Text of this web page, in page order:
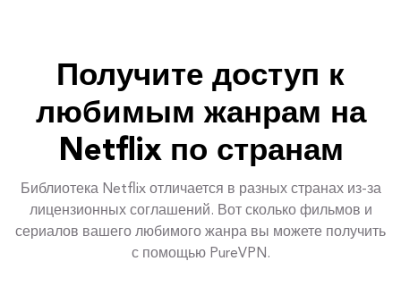
Получите доступ к
любимым жанрам на
Netflix по странам
Библиотека Netflix отличается в разных странах из-за
лицензионных соглашений. Вот сколько фильмов и
сериалов вашего любимого жанра вы можете получить
с помощью PureVPN.